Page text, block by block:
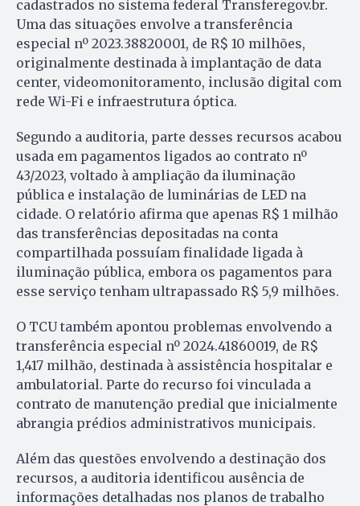
cadastrados no sistema federal Transferegov.br.
Uma das situações envolve a transferência
especial nº 2023.38820001, de R$ 10 milhões,
originalmente destinada à implantação de data
center, videomonitoramento, inclusão digital com
rede Wi-Fi e infraestrutura óptica.
Segundo a auditoria, parte desses recursos acabou
usada em pagamentos ligados ao contrato nº
43/2023, voltado à ampliação da iluminação
pública e instalação de luminárias de LED na
cidade. O relatório afirma que apenas R$ 1 milhão
das transferências depositadas na conta
compartilhada possuíam finalidade ligada à
iluminação pública, embora os pagamentos para
esse serviço tenham ultrapassado R$ 5,9 milhões.
O TCU também apontou problemas envolvendo a
transferência especial nº 2024.41860019, de R$
1,417 milhão, destinada à assistência hospitalar e
ambulatorial. Parte do recurso foi vinculada a
contrato de manutenção predial que inicialmente
abrangia prédios administrativos municipais.
Além das questões envolvendo a destinação dos
recursos, a auditoria identificou ausência de
informações detalhadas nos planos de trabalho